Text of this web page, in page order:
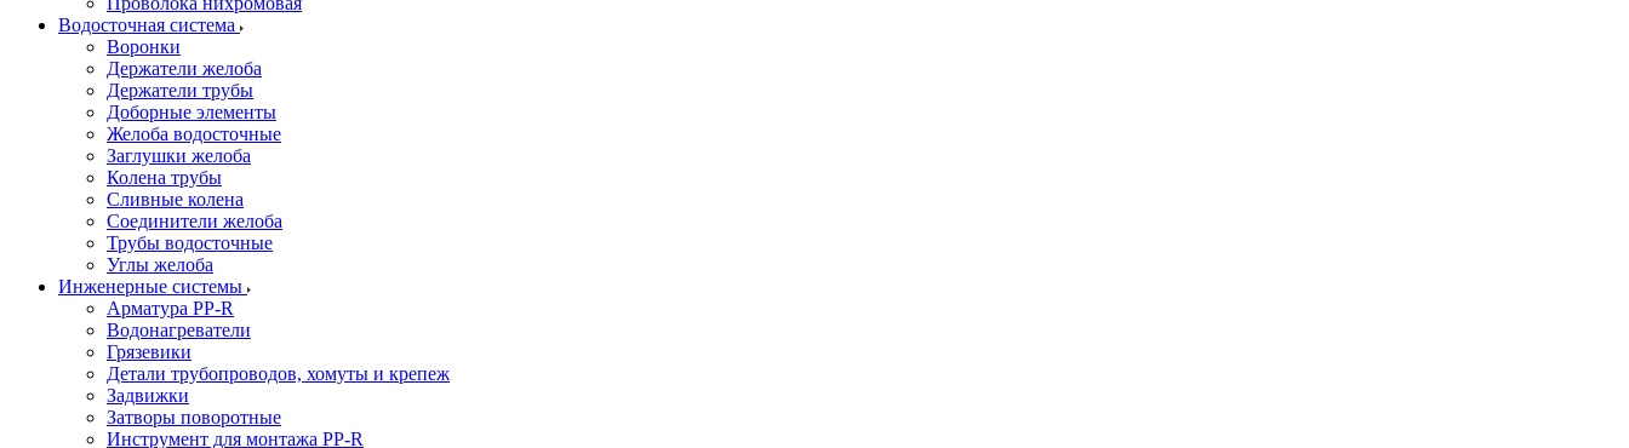
Водосточная система
Воронки
Держатели желоба
Держатели трубы
Доборные элементы
Желоба водосточные
Заглушки желоба
Колена трубы
Сливные колена
Соединители желоба
Трубы водосточные
Углы желоба
Инженерные системы
Арматура PP-R
Водонагреватели
Грязевики
Детали трубопроводов, хомуты и крепеж
Задвижки
Затворы поворотные
Инструмент для монтажа PP-R